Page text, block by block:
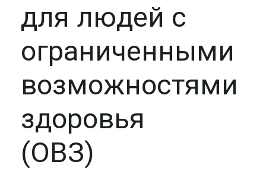
для людей с
ограниченными
возможностями
здоровья
(ОВЗ)